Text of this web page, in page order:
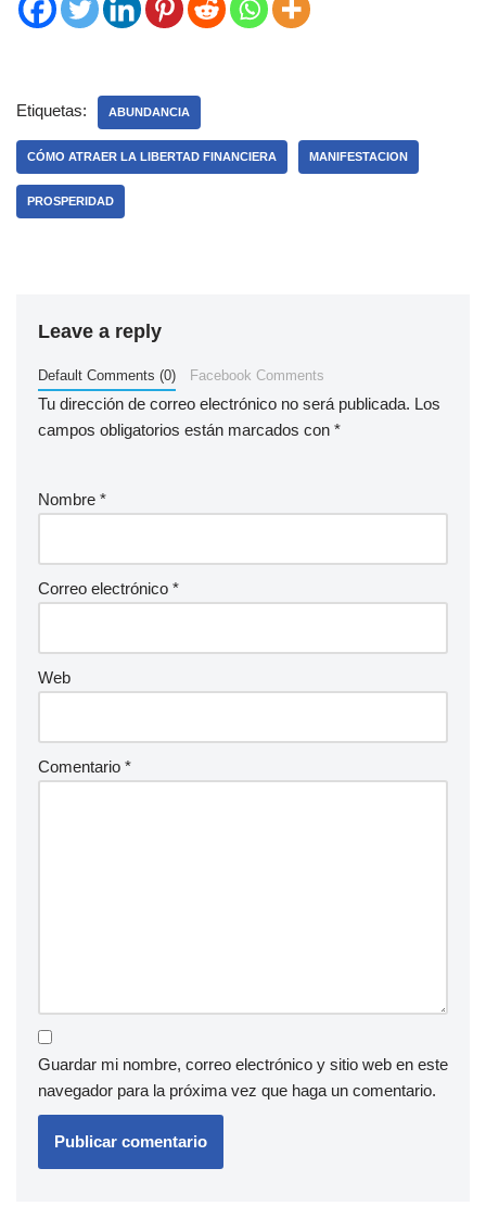
Etiquetas: ABUNDANCIA
CÓMO ATRAER LA LIBERTAD FINANCIERA MANIFESTACION
PROSPERIDAD
Leave a reply
Default Comments (0) Facebook Comments
Tu dirección de correo electrónico no será publicada. Los
campos obligatorios están marcados con *
Nombre *
Correo electrónico *
Web
Comentario *
Guardar mi nombre, correo electrónico y sitio web en este
navegador para la próxima vez que haga un comentario.